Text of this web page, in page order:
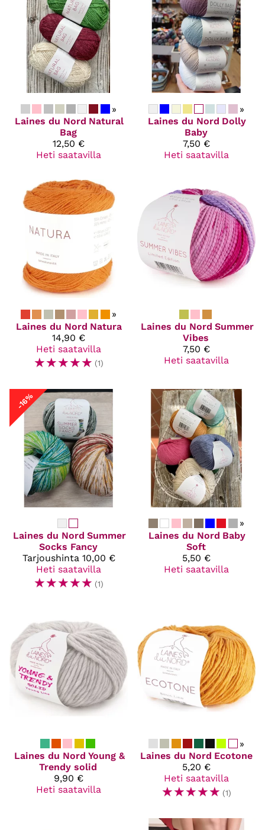
»
Laines du Nord Natural
Bag
12,50 €
Heti saatavilla
»
Laines du Nord Dolly
Baby
7,50 €
Heti saatavilla
»
Laines du Nord Natura
14,90 €
Heti saatavilla
☆☆☆☆☆ (1)
Laines du Nord Summer
Vibes
7,50 €
Heti saatavilla
-16%
Laines du Nord Summer
Socks Fancy
Tarjoushinta10,00 €
Heti saatavilla
☆☆☆☆☆ (1)
»
Laines du Nord Baby
Soft
5,50 €
Heti saatavilla
Laines du Nord Young &
Trendy solid
9,90 €
Heti saatavilla
»
Laines du Nord Ecotone
5,20 €
Heti saatavilla
☆☆☆☆☆ (1)